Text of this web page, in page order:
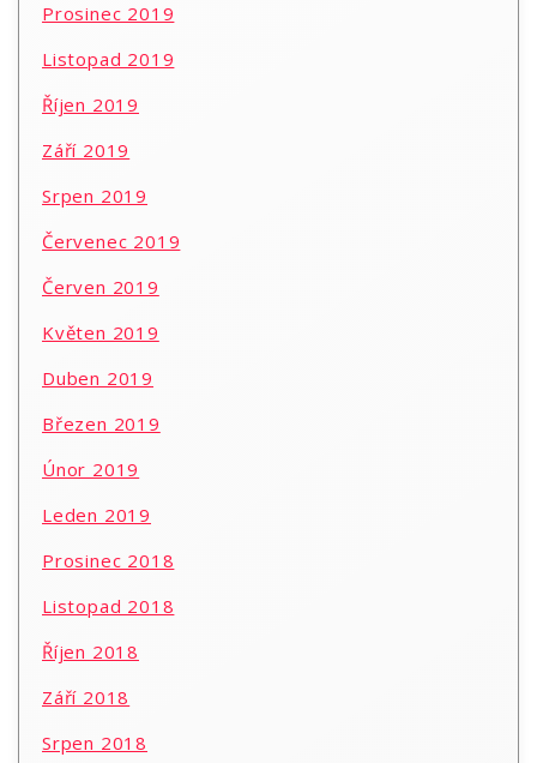
Prosinec 2019
Listopad 2019
Říjen 2019
Září 2019
Srpen 2019
Červenec 2019
Červen 2019
Květen 2019
Duben 2019
Březen 2019
Únor 2019
Leden 2019
Prosinec 2018
Listopad 2018
Říjen 2018
Září 2018
Srpen 2018